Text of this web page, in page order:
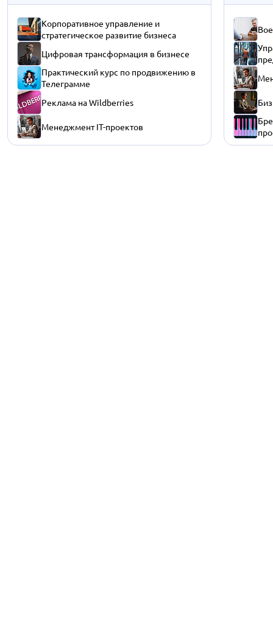
Корпоративное управление и
стратегическое развитие бизнеса
Цифровая трансформация в бизнесе
Практический курс по продвижению в
Телеграмме
Реклама на Wildberries
Менеджмент IT-проектов